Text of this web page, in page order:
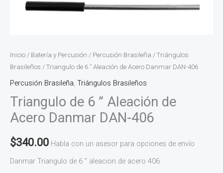
Inicio / Batería y Percusión / Percusión Brasileña / Triángulos
Brasileños / Triangulo de 6 ” Aleación de Acero Danmar DAN-406
Percusión Brasileña, Triángulos Brasileños
Triangulo de 6 ” Aleación de
Acero Danmar DAN-406
$340.00 Habla con un asesor para opciones de envío
Danmar Triangulo de 6 ” aleacion de acero 406